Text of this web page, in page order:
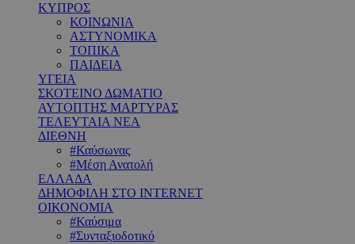
ΚΥΠΡΟΣ
ΚΟΙΝΩΝΙΑ
ΑΣΤΥΝΟΜΙΚΑ
ΤΟΠΙΚΑ
ΠΑΙΔΕΙΑ
ΥΓΕΙΑ
ΣΚΟΤΕΙΝΟ ΔΩΜΑΤΙΟ
ΑΥΤΟΠΤΗΣ ΜΑΡΤΥΡΑΣ
ΤΕΛΕΥΤΑΙΑ ΝΕΑ
ΔΙΕΘΝΗ
#Καύσωνας
#Μέση Ανατολή
ΕΛΛΑΔΑ
ΔΗΜΟΦΙΛΗ ΣΤΟ INTERNET
ΟΙΚΟΝΟΜΙΑ
#Καύσιμα
#Συνταξιοδοτικό